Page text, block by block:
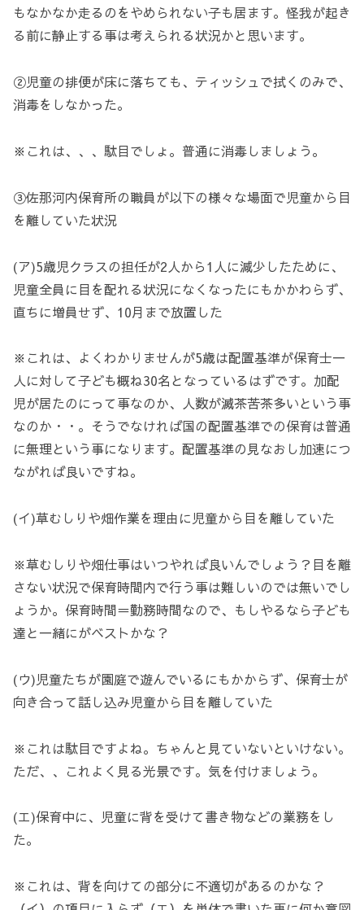
もなかなか走るのをやめられない子も居ます。怪我が起き
る前に静止する事は考えられる状況かと思います。
②児童の排便が床に落ちても、ティッシュで拭くのみで、
消毒をしなかった。
※これは、、、駄目でしょ。普通に消毒しましょう。
③佐那河内保育所の職員が以下の様々な場面で児童から目
を離していた状況
(ア)5歳児クラスの担任が2人から1人に減少したために、
児童全員に目を配れる状況になくなったにもかかわらず、
直ちに増員せず、10月まで放置した
※これは、よくわかりませんが5歳は配置基準が保育士一
人に対して子ども概ね30名となっているはずです。加配
児が居たのにって事なのか、人数が滅茶苦茶多いという事
なのか・・。そうでなければ国の配置基準での保育は普通
に無理という事になります。配置基準の見なおし加速につ
ながれば良いですね。
(イ)草むしりや畑作業を理由に児童から目を離していた
※草むしりや畑仕事はいつやれば良いんでしょう？目を離
さない状況で保育時間内で行う事は難しいのでは無いでし
ょうか。保育時間＝勤務時間なので、もしやるなら子ども
達と一緒にがベストかな？
(ウ)児童たちが園庭で遊んでいるにもかからず、保育士が
向き合って話し込み児童から目を離していた
※これは駄目ですよね。ちゃんと見ていないといけない。
ただ、、これよく見る光景です。気を付けましょう。
(エ)保育中に、児童に背を受けて書き物などの業務をし
た。
※これは、背を向けての部分に不適切があるのかな？